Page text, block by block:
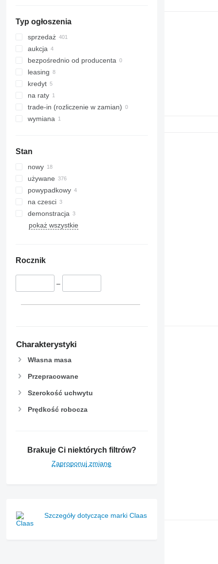
Typ ogłoszenia
sprzedaż
aukcja
bezpośrednio od producenta
leasing
kredyt
na raty
trade-in (rozliczenie w zamian)
wymiana
Stan
nowy
używane
powypadkowy
na czesci
demonstracja
pokaż wszystkie
Rocznik
–
Charakterystyki
Własna masa
Przepracowane
Szerokość uchwytu
Prędkość robocza
Brakuje Ci niektórych filtrów?
Zaproponuj zmianę
Szczegóły dotyczące marki Claas